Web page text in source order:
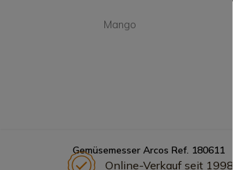
Mango
Gemüsemesser Arcos Ref. 180611
Online-Verkauf seit 1998